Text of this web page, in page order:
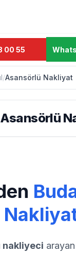
00 55
/Asansörlü Nakliyat
nakliyeci arayan